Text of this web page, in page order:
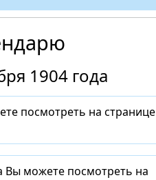
1904 года
посмотреть на странице
Вы можете посмотреть на